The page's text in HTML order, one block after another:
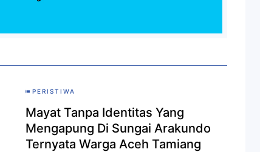
PERISTIWA
Mayat Tanpa Identitas Yang
Mengapung Di Sungai Arakundo
Ternyata Warga Aceh Tamiang